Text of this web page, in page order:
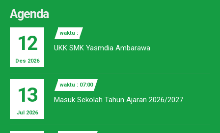
Agenda
12
Des 2026
waktu :
UKK SMK Yasmdia Ambarawa
13
Jul 2026
waktu : 07:00
Masuk Sekolah Tahun Ajaran 2026/2027